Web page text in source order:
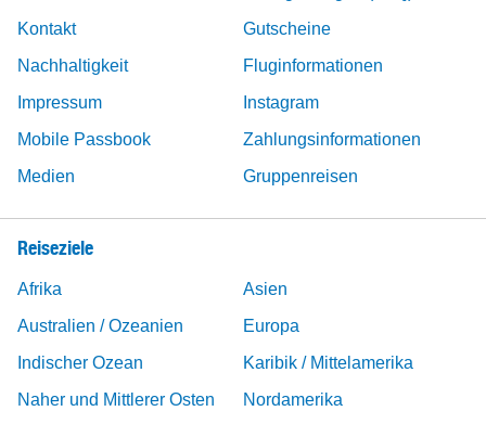
Kontakt
Gutscheine
Nachhaltigkeit
Fluginformationen
Impressum
Instagram
Mobile Passbook
Zahlungsinformationen
Medien
Gruppenreisen
Reiseziele
Afrika
Asien
Australien / Ozeanien
Europa
Indischer Ozean
Karibik / Mittelamerika
Naher und Mittlerer Osten
Nordamerika